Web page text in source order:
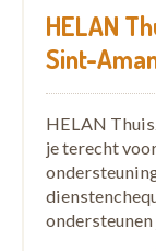
HELAN
Sint-
HELAN
je terecht